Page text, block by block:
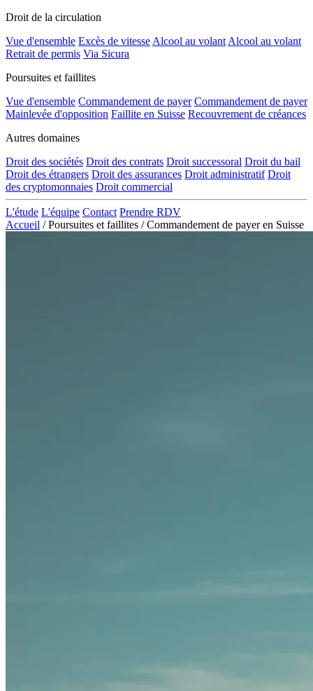
Droit de la circulation
Vue d'ensemble Excès de vitesse Alcool au volant Alcool au volant
Retrait de permis Via Sicura
Poursuites et faillites
Vue d'ensemble Commandement de payer Commandement de payer
Mainlevée d'opposition Faillite en Suisse Recouvrement de créances
Autres domaines
Droit des sociétés Droit des contrats Droit successoral Droit du bail
Droit des étrangers Droit des assurances Droit administratif Droit
des cryptomonnaies Droit commercial
L'étude L'équipe Contact Prendre RDV
Accueil / Poursuites et faillites / Commandement de payer en Suisse